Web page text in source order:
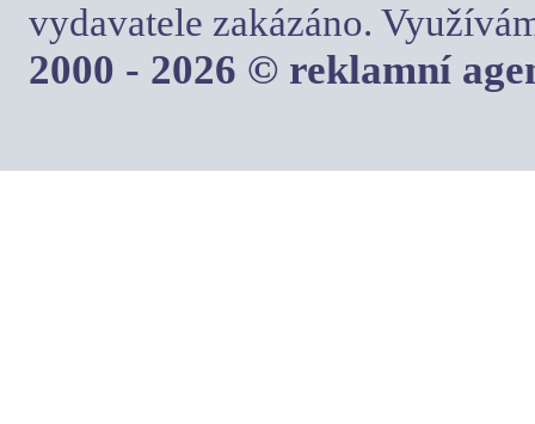
vydavatele zakázáno.
2000 - 2026 © reklamní